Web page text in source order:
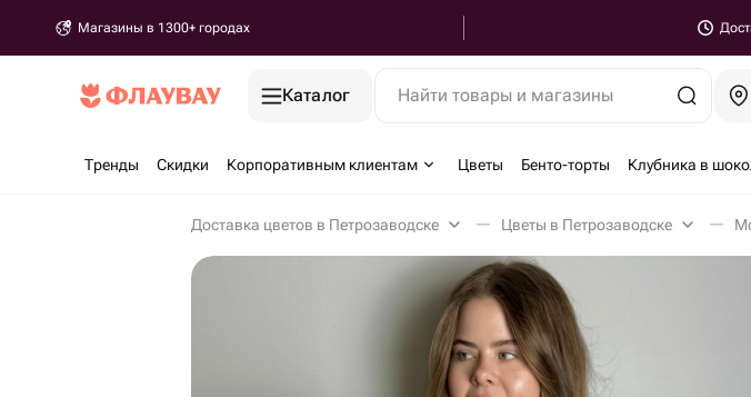
Магазины в 1300+ городах
Каталог Найти товары и магазины
Тренды Скидки Корпоративным клиентам Цветы Бенто-торты Клубника в
Доставка цветов в Петрозаводске Цветы в Петрозаводске